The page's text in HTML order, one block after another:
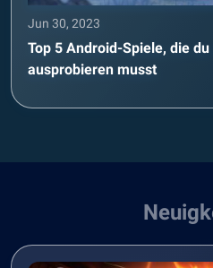
Jun 30, 2023
Top 5 Android-Spiele, die
ausprobieren musst